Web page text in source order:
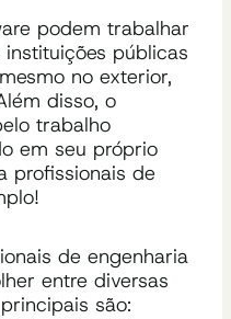
podem trabalhar
públicas
no exterior,
disso, o
trabalho
em seu próprio
profissionais de
de engenharia
entre diversas
são: